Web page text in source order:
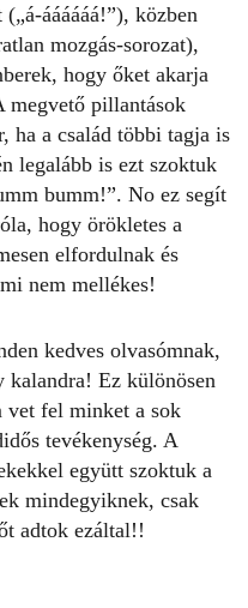
áááááá!”), közben
mozgás-sorozat),
hogy őket akarja
megvető pillantások
ha a család többi tagja is
legalább is ezt szoktuk
bumm!”. No ez segít
hogy örökletes a
elfordulnak és
nem mellékes!
kedves olvasómnak,
kalandra! Ez különösen
vet fel minket a sok
tevékenység. A
együtt szoktuk a
mindegyiknek, csak
adtok ezáltal!!